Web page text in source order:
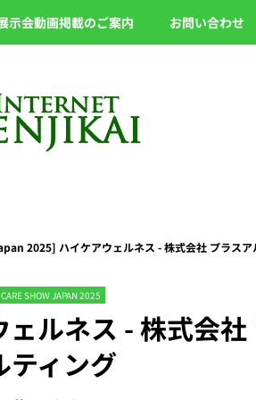
示会動画掲載のご案内 お問い合わせ
2025] ハイケアウェルネス - 株式会社 プラスア
CARE SHOW JAPAN 2025
ルネス - 株式会社
ティング